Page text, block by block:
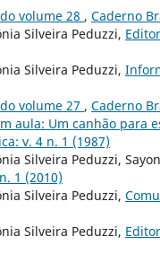
volume 28 , Caderno
Silveira Peduzzi,
Silveira Peduzzi,
volume 27 , Caderno
aula: Um canhão para
v. 4 n. 1 (1987)
Silveira Peduzzi,
1 (2010)
Silveira Peduzzi,
Silveira Peduzzi,